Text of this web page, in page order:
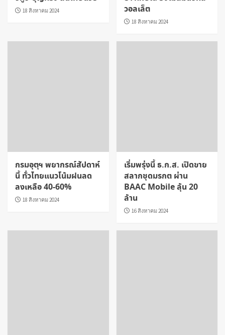
18 สิงหาคม 2024
วอลเล็ต
18 สิงหาคม 2024
กรมอุตุฯ พยากรณ์สัปดาห์
นี้ ทั่วไทยแนวโน้มฝนลด
ลงเหลือ 40-60%
18 สิงหาคม 2024
เริ่มพรุ่งนี้ ธ.ก.ส. เปิดขาย
สลากชุดมรกต ผ่าน
BAAC Mobile ลุ้น 20
ล้าน
16 สิงหาคม 2024